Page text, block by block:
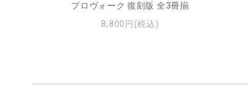
プロヴォーク 復刻版 全3冊揃
8,800円(税込)